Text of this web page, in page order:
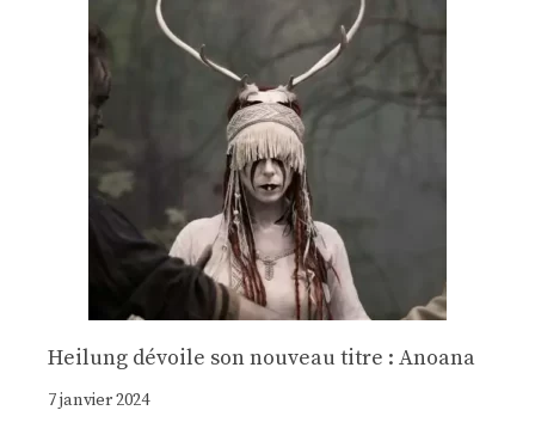
Heilung dévoile son nouveau titre : Anoana
7 janvier 2024